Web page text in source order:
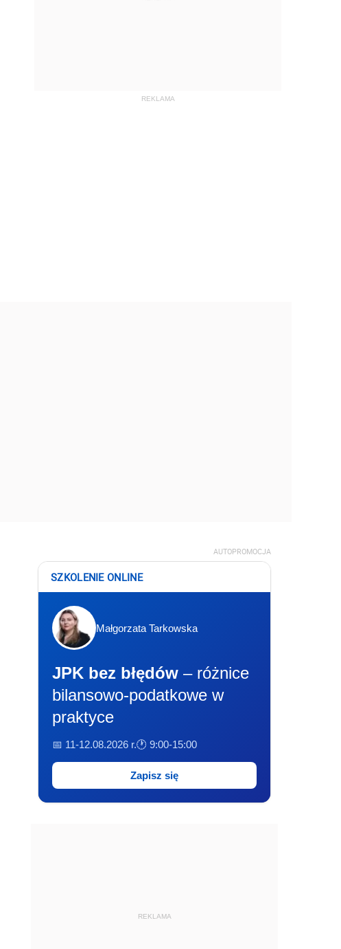
AUTOPROMOCJA
SZKOLENIE ONLINE
Małgorzata Tarkowska
JPK bez błędów – różnice
bilansowo-podatkowe w
praktyce
📅 11-12.08.2026 r.🕐 9:00-15:00
Zapisz się
REKLAMA